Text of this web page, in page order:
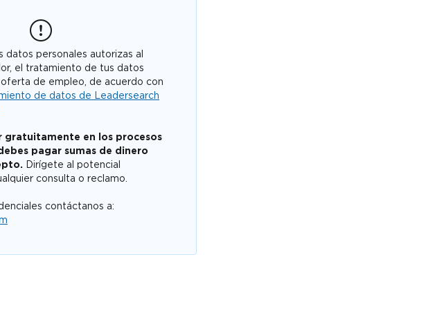
datos personales autorizas al
el tratamiento de tus datos
de empleo, de acuerdo con
de datos de Leadersearch
gratuitamente en los procesos
pagar sumas de dinero
Dirígete al potencial
consulta o reclamo.
contáctanos a: